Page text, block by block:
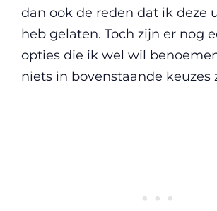
dan ook de reden dat ik deze
heb gelaten. Toch zijn er nog
opties die ik wel wil
niets in bovenstaande keuzes